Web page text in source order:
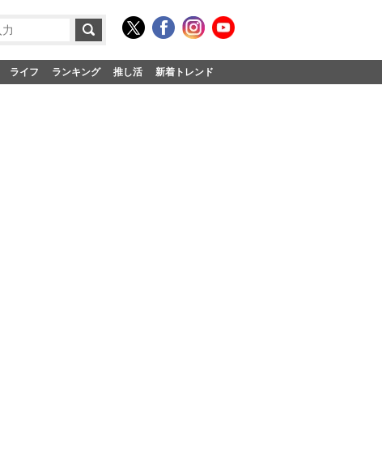
ライフ ランキング 推し活 新着トレンド